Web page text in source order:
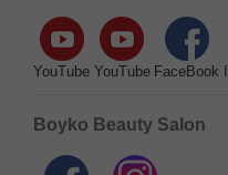
YouTube YouTube FaceBook
Boyko Beauty Salon